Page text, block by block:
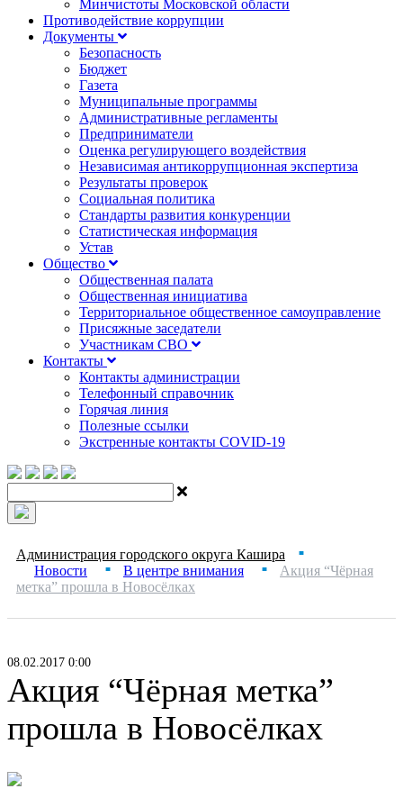
Минчистоты Московской области
Противодействие коррупции
Документы
Безопасность
Бюджет
Газета
Муниципальные программы
Административные регламенты
Предприниматели
Оценка регулирующего воздействия
Независимая антикоррупционная экспертиза
Результаты проверок
Социальная политика
Стандарты развития конкуренции
Статистическая информация
Устав
Общество
Общественная палата
Общественная инициатива
Территориальное общественное самоуправление
Присяжные заседатели
Участникам СВО
Контакты
Контакты администрации
Телефонный справочник
Горячая линия
Полезные ссылки
Экстренные контакты COVID-19
Администрация городского округа Кашира ■
Новости ■ В центре внимания ■
Акция “Чёрная
метка” прошла в Новосёлках
08.02.2017 0:00
Акция “Чёрная метка”
прошла в Новосёлках